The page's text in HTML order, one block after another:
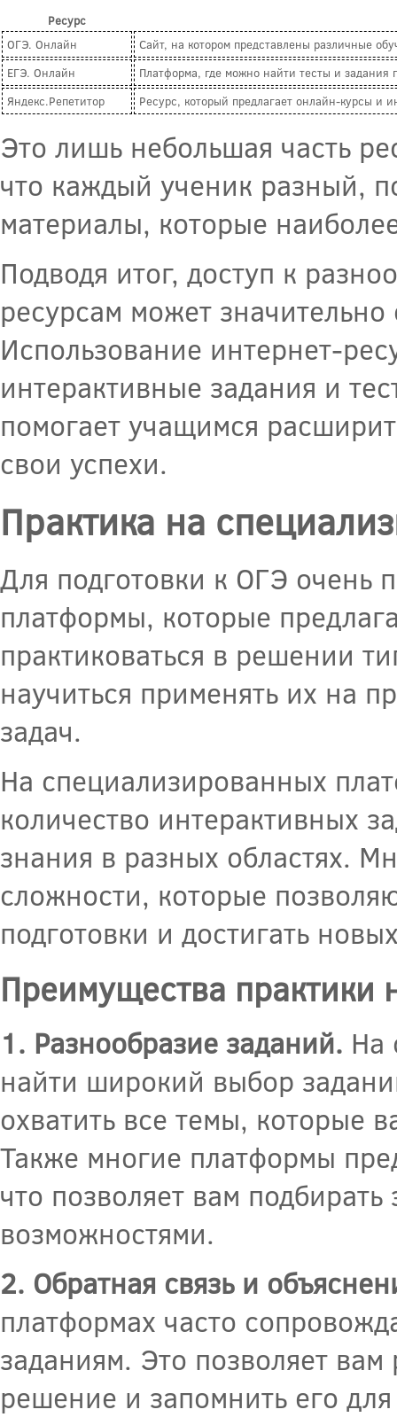
Ресурс
ОГЭ. Онлайн
Сайт, на котором представлены различные
ЕГЭ. Онлайн
Платформа, где можно найти тесты и задания
Яндекс.Репетитор
Ресурс, который предлагает онлайн-курсы и
Это лишь небольшая часть
что каждый ученик разный,
материалы, которые
Подводя итог, доступ к
ресурсам может
Использование интернет-
интерактивные задания и
помогает учащимся
свои успехи.
Практика на
Для подготовки к ОГЭ очень
платформы, которые
практиковаться в решении
научиться применять их на
задач.
На специализированных
количество интерактивных
знания в разных областях.
сложности, которые
подготовки и достигать
Преимущества практики
1. Разнообразие заданий. На
найти широкий выбор
охватить все темы, которые
Также многие платформы
что позволяет вам
возможностями.
2. Обратная связь и
платформах часто
заданиям. Это позволяет
решение и запомнить его